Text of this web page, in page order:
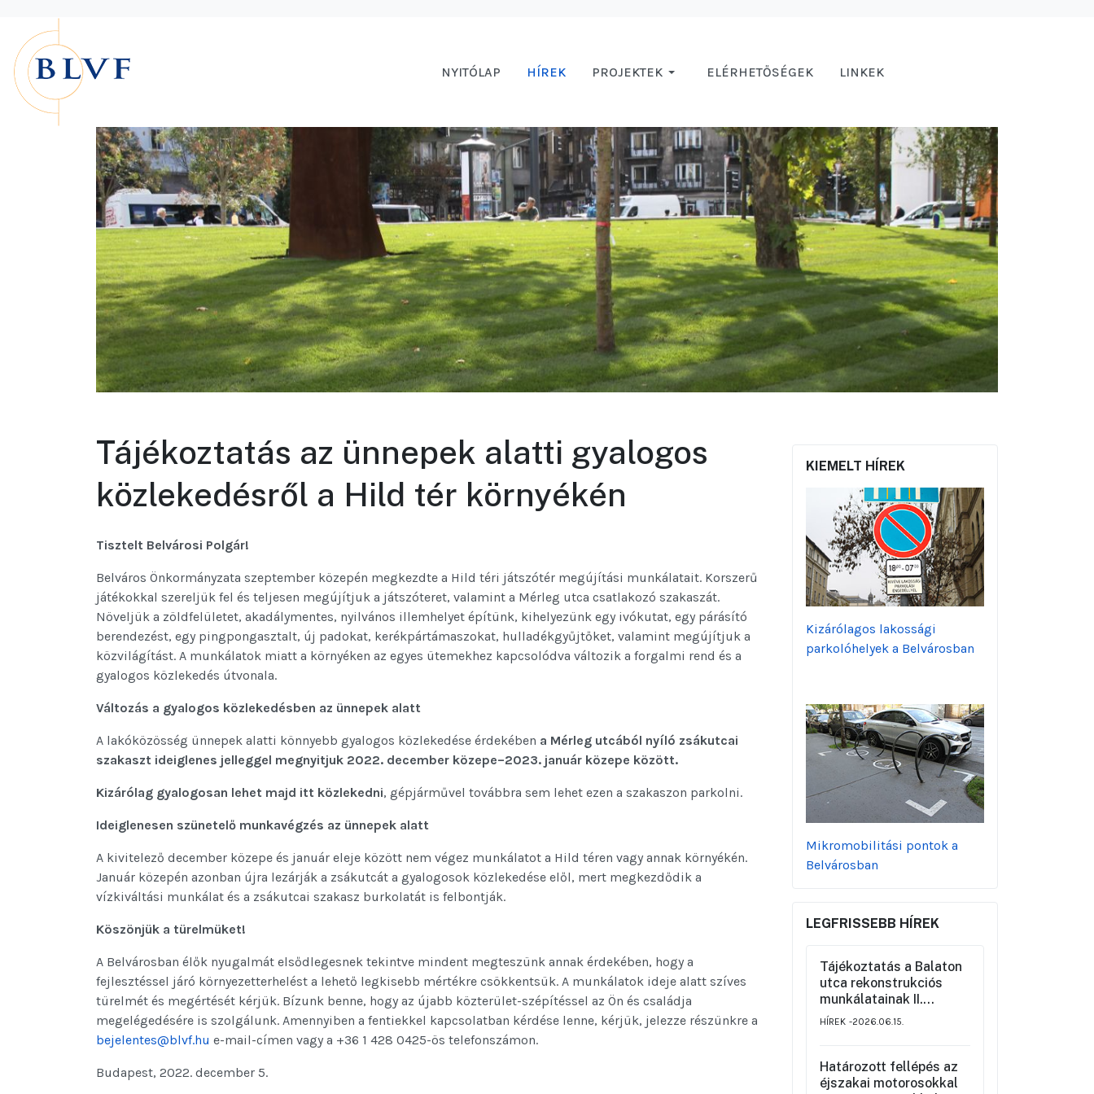
NYITÓLAP HÍREK PROJEKTEK ELÉRHETŐSÉGEK LINKEK
Tájékoztatás az ünnepek alatti gyalogos
közlekedésről a Hild tér környékén
Tisztelt Belvárosi Polgár!
Belváros Önkormányzata szeptember közepén megkezdte a Hild téri játszótér megújítási munkálatait. Korszerű
játékokkal szereljük fel és teljesen megújítjuk a játszóteret, valamint a Mérleg utca csatlakozó szakaszát.
Növeljük a zöldfelületet, akadálymentes, nyilvános illemhelyet építünk, kihelyezünk egy ivókutat, egy párásító
berendezést, egy pingpongasztalt, új padokat, kerékpártámaszokat, hulladékgyűjtőket, valamint megújítjuk a
közvilágítást. A munkálatok miatt a környéken az egyes ütemekhez kapcsolódva változik a forgalmi rend és a
gyalogos közlekedés útvonala.
Változás a gyalogos közlekedésben az ünnepek alatt
A lakóközösség ünnepek alatti könnyebb gyalogos közlekedése érdekében a Mérleg utcából nyíló zsákutcai
szakaszt ideiglenes jelleggel megnyitjuk 2022. december közepe–2023. január közepe között.
Kizárólag gyalogosan lehet majd itt közlekedni, gépjárművel továbbra sem lehet ezen a szakaszon parkolni.
Ideiglenesen szünetelő munkavégzés az ünnepek alatt
A kivitelező december közepe és január eleje között nem végez munkálatot a Hild téren vagy annak környékén.
Január közepén azonban újra lezárják a zsákutcát a gyalogosok közlekedése elől, mert megkezdődik a
vízkiváltási munkálat és a zsákutcai szakasz burkolatát is felbontják.
Köszönjük a türelmüket!
A Belvárosban élők nyugalmát elsődlegesnek tekintve mindent megteszünk annak érdekében, hogy a
fejlesztéssel járó környezetterhelést a lehető legkisebb mértékre csökkentsük. A munkálatok ideje alatt szíves
türelmét és megértését kérjük. Bízunk benne, hogy az újabb közterület-szépítéssel az Ön és családja
megelégedésére is szolgálunk. Amennyiben a fentiekkel kapcsolatban kérdése lenne, kérjük, jelezze részünkre a
bejelentes@blvf.hu e-mail-címen vagy a +36 1 428 0425-ös telefonszámon.
Budapest, 2022. december 5.
KIEMELT HÍREK
Kizárólagos lakossági
parkolóhelyek a Belvárosban
Mikromobilitási pontok a
Belvárosban
LEGFRISSEBB HÍREK
Tájékoztatás a Balaton
utca rekonstrukciós
munkálatainak II.
üteméről a Szemere
valamint a környék
ideiglenes forgalmi
HÍREK 2026.06.15.
Határozott fellépés az
éjszakai motorosokkal